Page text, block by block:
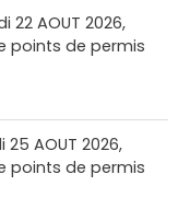
22 AOUT 2026,
points de permis
AOUT 2026,
points de permis